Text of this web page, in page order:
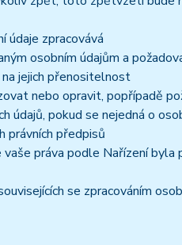
údaje zpracovává
osobním údajům a
jejich přenositelnost
nebo opravit, popřípadě
údajů, pokud se nejedná o
právních předpisů
práva podle Nařízení
se zpracováním